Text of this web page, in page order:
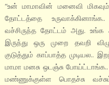
“உன் மாமாவின் மனைவி
தோட்டத்தை
வச்சிருந்த தோட்டம் அது. உங்க
இருந்து ஒரு முறை தவறி
குடுத்தும் காப்பாத்த
மாமா மனசு ஒடஞ்சு
மண்ணுக்குள்ள பொதச்சு